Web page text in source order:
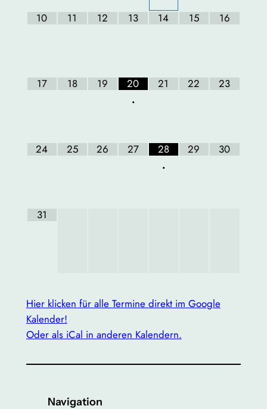
10 11 12 13 14 15 16
17 18 19
20
•
21 22 23
24 25 26 27
28
•
29 30
31
Hier klicken für alle Termine direkt im Google
Kalender!
Oder als iCal in anderen Kalendern.
Navigation